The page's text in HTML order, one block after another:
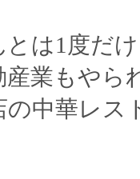
とは1度だ
産業もや
の中華レス